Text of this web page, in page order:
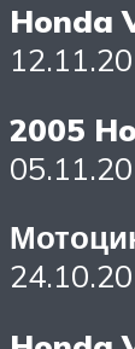
Honda
2005